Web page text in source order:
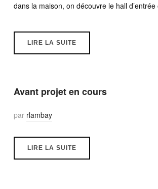
dans la maison, on découvre le hall
LIRE LA SUITE
Avant projet en cours
par rlambay
LIRE LA SUITE